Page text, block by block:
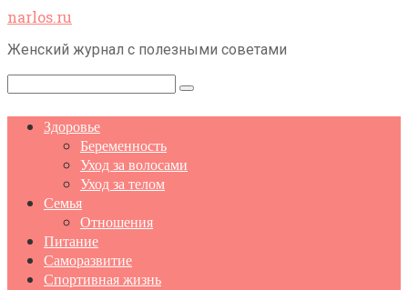
Перейти
контенту
narlos.ru
Женский журнал с полезными советами
Поиск:
Здоровье
Беременность
Уход за волосами
Уход за телом
Семья
Отношения
Питание
Саморазвитие
Спортивная жизнь